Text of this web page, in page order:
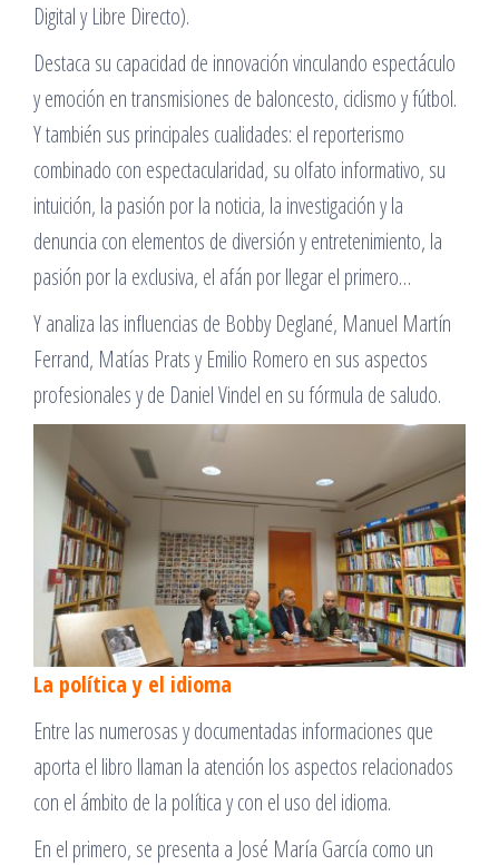
Digital y Libre Directo).
Destaca su capacidad de innovación vinculando espectáculo
y emoción en transmisiones de baloncesto, ciclismo y fútbol.
Y también sus principales cualidades: el reporterismo
combinado con espectacularidad, su olfato informativo, su
intuición, la pasión por la noticia, la investigación y la
denuncia con elementos de diversión y entretenimiento, la
pasión por la exclusiva, el afán por llegar el primero…
Y analiza las influencias de Bobby Deglané, Manuel Martín
Ferrand, Matías Prats y Emilio Romero en sus aspectos
profesionales y de Daniel Vindel en su fórmula de saludo.
La política y el idioma
Entre las numerosas y documentadas informaciones que
aporta el libro llaman la atención los aspectos relacionados
con el ámbito de la política y con el uso del idioma.
En el primero, se presenta a José María García como un